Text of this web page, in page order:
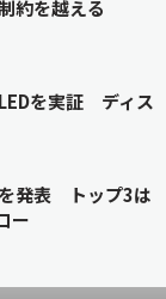
約を越える
を実証 ディス
発表 トップ3は
ー